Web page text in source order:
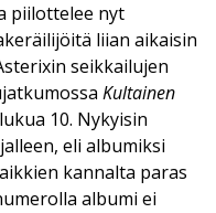
piilottelee nyt
liian aikaisin
seikkailujen
Kultainen
10. Nykyisin
eli albumiksi
kannalta paras
albumi ei